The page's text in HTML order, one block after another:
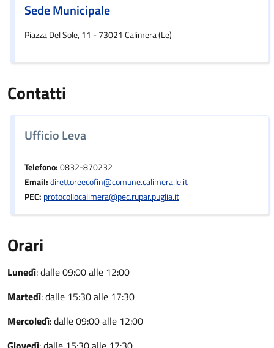
Sede Municipale
Piazza Del Sole, 11 - 73021 Calimera (Le)
Contatti
Ufficio Leva
Telefono:0832-870232
Email:direttoreecofin@comune.calimera.le.it
PEC: protocollocalimera@pec.rupar.puglia.it
Orari
Lunedì: dalle 09:00 alle 12:00
Martedì: dalle 15:30 alle 17:30
Mercoledì: dalle 09:00 alle 12:00